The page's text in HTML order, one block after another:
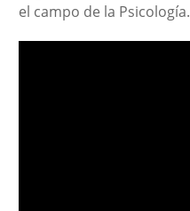
el campo de la Psicología.